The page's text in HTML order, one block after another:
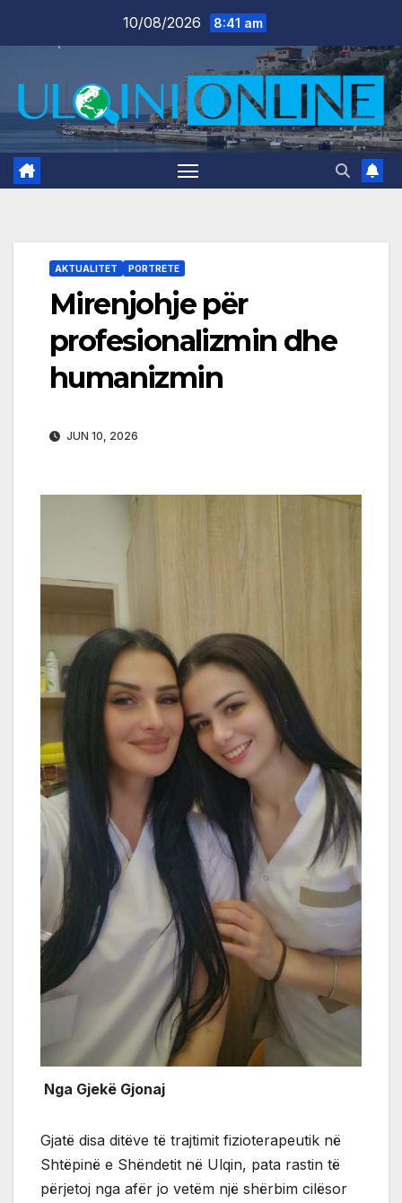
10/08/2026 8:41 am
AKTUALITET PORTRETE
Mirenjohje për
profesionalizmin dhe
humanizmin
JUN 10, 2026
Nga Gjekë Gjonaj
Gjatë disa ditëve të trajtimit fizioterapeutik në
Shtëpinë e Shëndetit në Ulqin, pata rastin të
përjetoj nga afër jo vetëm një shërbim cilësor